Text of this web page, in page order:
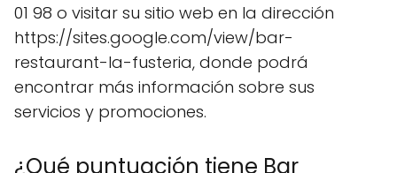
01 98 o visitar su sitio web en la dirección
https://sites.google.com/view/bar-
restaurant-la-fusteria, donde podrá
encontrar más información sobre sus
servicios y promociones.
¿Qué puntuación tiene Bar